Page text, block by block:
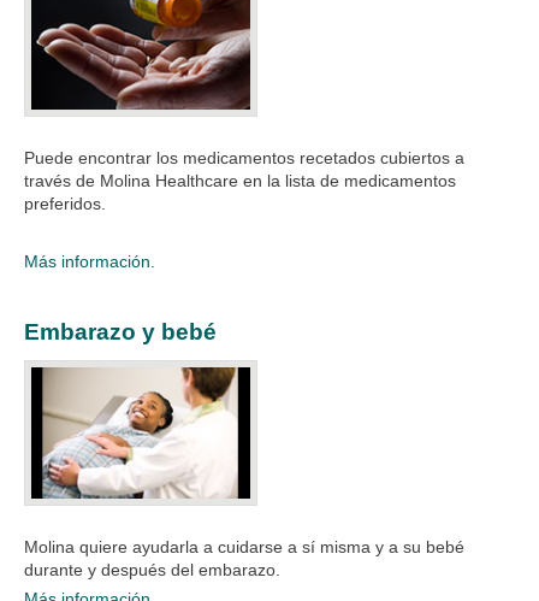
Puede encontrar los medicamentos recetados cubiertos a
través de Molina Healthcare en la lista de medicamentos
preferidos.
Más información.
Embarazo y bebé
Molina quiere ayudarla a cuidarse a sí misma y a su bebé
durante y después del embarazo. ​